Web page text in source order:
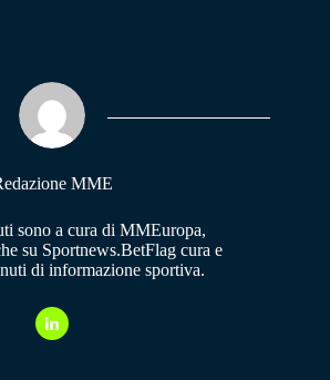
MME
sono a cura di MMEuropa,
su Sportnews.BetFlag cura e
di informazione sportiva.